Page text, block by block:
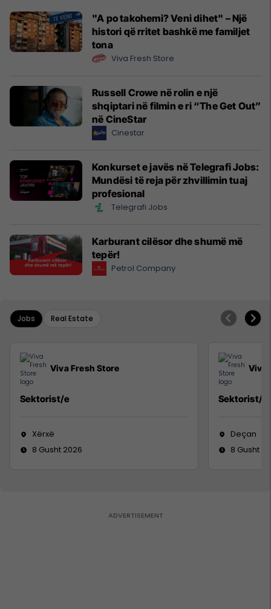
"A po takohemi? Veni dihet" – Një
histori që rritet bashkë me familjet
tona
Viva Fresh Store
Russell Crowe në rolin e një
shqiptari në filmin e ri “The Get Out”
në CineStar
Cinestar
Konkurset e javës në Telegrafi Jobs:
Mundësi të reja për zhvillimin tuaj
profesional
Telegrafi Jobs
Karburant cilësor dhe shumë më
tepër!
Petrol Company
Jobs Real Estate
Viva Fresh Store
Sektorist/e
Xërxë
8 Gusht 2026
Viva
Sektorist/e
Deçan
8 Gusht